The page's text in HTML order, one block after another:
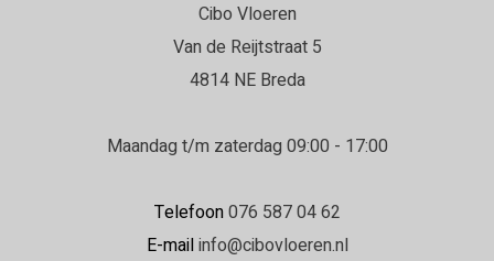
vloer, en de vloerenlegger was zeer deskundig
en heeft de vloer boven en beneden netjes
Cibo Vloeren
Van de Reijtstraat 5
4814 NE Breda
Maandag t/m zaterdag 09:00 - 17:00
Telefoon076 587 04 62
E-mailinfo@cibovloeren.nl